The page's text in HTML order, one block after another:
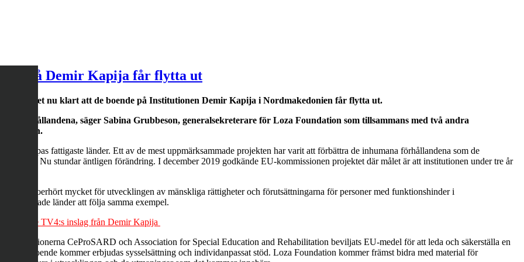
på Demir Kapija får flytta ut
står det nu klart att de boende på Institutionen Demir Kapija i Nordmakedonien får flytta ut.
de förhållandena, säger Sabina Grubbeson, generalsekreterare för Loza Foundation som tillsammans med två andra
i Europas fattigaste länder. Ett av de mest uppmärksammade projekten har varit att förbättra de inhumana förhållandena som de
under. Nu stundar äntligen förändring. I december 2019 godkände EU-kommissionen projektet där målet är att institutionen under tre år
så oerhört mycket för utvecklingen av mänskliga rättigheter och förutsättningarna för personer med funktionshinder i
angränsade länder att följa samma exempel.
– se TV4:s inslag från Demir Kapija
CeProSARD och Association for Special Education and Rehabilitation beviljats EU-medel för att leda och säkerställa en
de boende kommer erbjudas sysselsättning och individanpassat stöd. Loza Foundation kommer främst bidra med material för